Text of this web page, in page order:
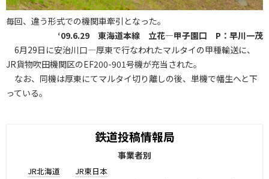
毎回、違う形式での機関車牽引となった。
‘09.6.29 東海道本線 立花―甲子園口 P：早川一茂
6月29日に安治川口―厚東で行なわれたマルタイの甲種輸送に、
JR貨物吹田機関区のEF200-901号機が充当された。
なお、同機は厚東にてマルタイ切り離しの後、単機で幡生へと下
っている。
鉄道投稿情報局
事業者別
JR北海道 JR東日本